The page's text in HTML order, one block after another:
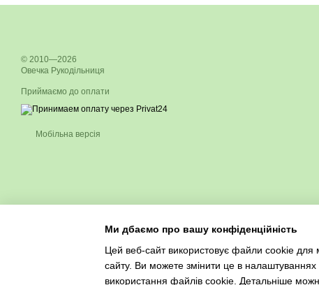
© 2010—2026
Овечка Рукодільниця
Приймаємо до оплати
Мобільна версія
Ми дбаємо про вашу конфіденційність
Цей веб-сайт використовує файли cookie для
сайту. Ви можете змінити це в
використання файлів cookie. Детальніше